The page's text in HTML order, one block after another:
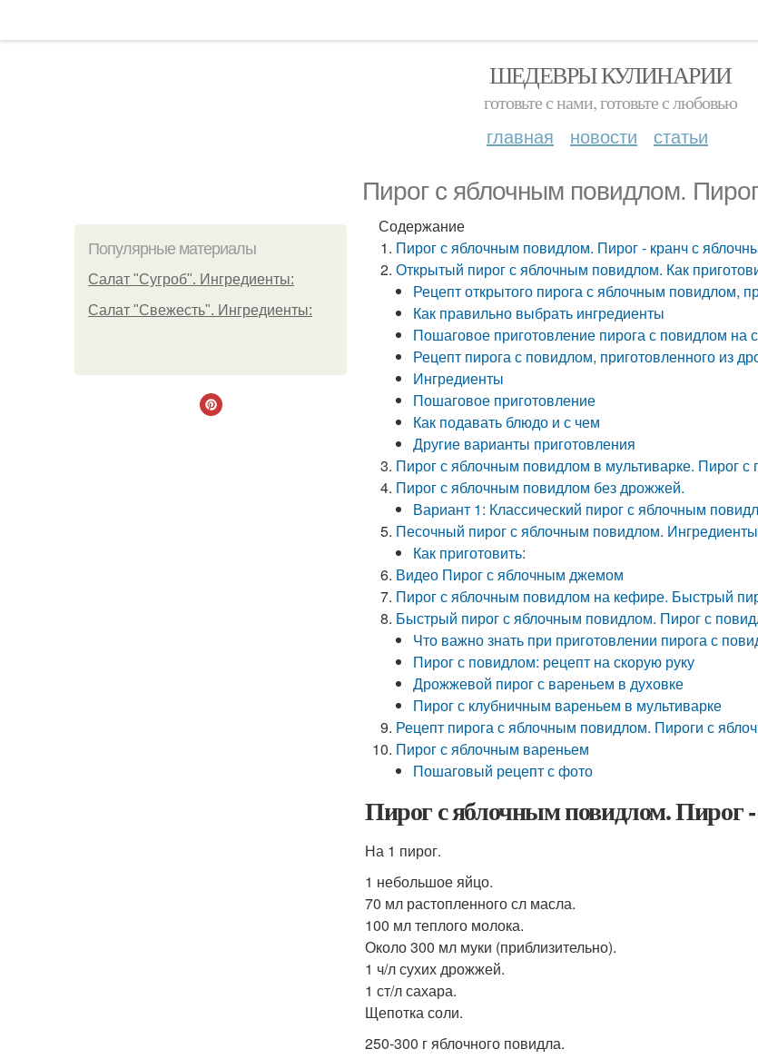
ШЕДЕВРЫ КУЛИНАРИИ
готовьте с нами, готовьте с любовью
главная новости статьи
Пирог с яблочным повидлом.
Популярные материалы
Салат "Сугроб". Ингредиенты:
Салат "Свежесть". Ингредиенты:
Содержание
Пирог с яблочным повидлом. Пирог - кранч с
Открытый пирог с яблочным повидлом. Как
Рецепт открытого пирога с яблочным повидлом,
Как правильно выбрать ингредиенты
Пошаговое приготовление пирога с повидлом на
Рецепт пирога с повидлом, приготовленного из
Ингредиенты
Пошаговое приготовление
Как подавать блюдо и с чем
Другие варианты приготовления
Пирог с яблочным повидлом в мультиварке. Пирог с
Пирог с яблочным повидлом без дрожжей.
Вариант 1: Классический пирог с яблочным
Песочный пирог с яблочным повидлом.
Как приготовить:
Видео Пирог с яблочным джемом
Пирог с яблочным повидлом на кефире. Быстрый
Быстрый пирог с яблочным повидлом. Пирог с
Что важно знать при приготовлении пирога с
Пирог с повидлом: рецепт на скорую руку
Дрожжевой пирог с вареньем в духовке
Пирог с клубничным вареньем в мультиварке
Рецепт пирога с яблочным повидлом. Пироги с
Пирог с яблочным вареньем
Пошаговый рецепт с фото
Пирог с яблочным повидлом. Пирог
На 1 пирог.
1 небольшое яйцо.
70 мл растопленного сл масла.
100 мл теплого молока.
Около 300 мл муки (приблизительно).
1 ч/л сухих дрожжей.
1 ст/л сахара.
Щепотка соли.
250-300 г яблочного повидла.